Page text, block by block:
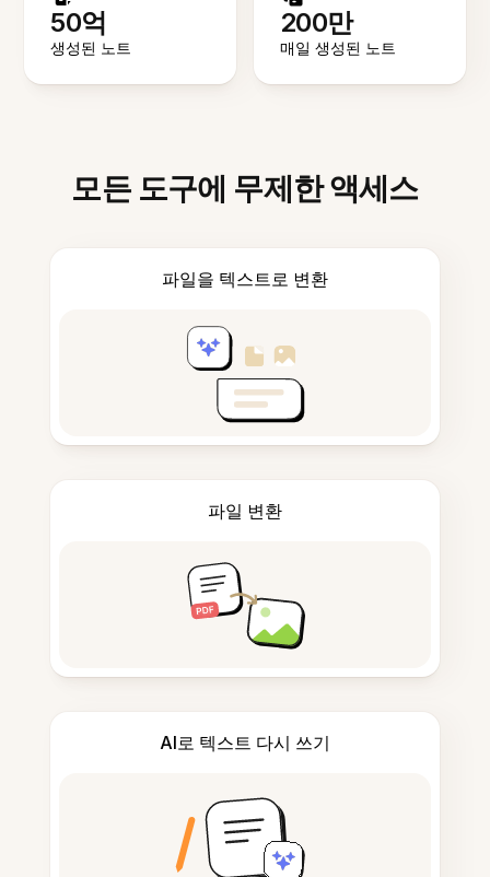
50억
생성된 노트
200만
매일 생성된 노트
모든 도구에 무제한 액세스
파일을 텍스트로 변환
파일 변환
AI로 텍스트 다시 쓰기